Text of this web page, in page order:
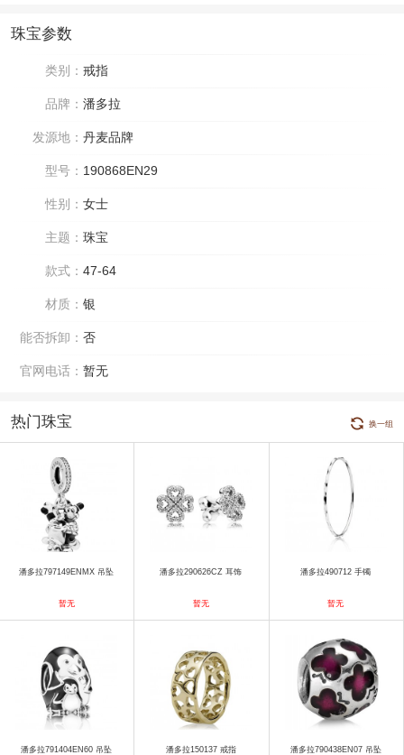
珠宝参数
类别： 戒指
品牌： 潘多拉
发源地： 丹麦品牌
型号： 190868EN29
性别： 女士
主题： 珠宝
款式： 47-64
材质： 银
能否拆卸： 否
官网电话： 暂无
热门珠宝 换一组
潘多拉797149ENMX 吊坠
暂无
潘多拉290626CZ 耳饰
暂无
潘多拉490712 手镯
暂无
潘多拉791404EN60 吊坠 潘多拉150137 戒指 潘多拉790438EN07 吊坠